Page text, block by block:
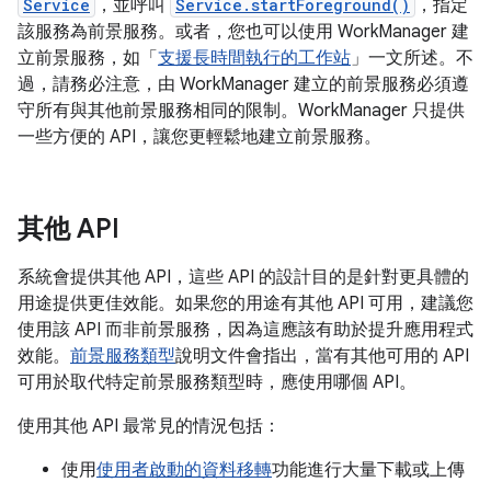
Service ，並呼叫 Service.startForeground()
，指定
該服務為前景服務。或者，您也可以使用 WorkManager 建
立前景服務，如「 支援長時間執行的工作站」一文所述。不
過，請務必注意，由 WorkManager 建立的前景服務必須遵
守所有與其他前景服務相同的限制。WorkManager 只提供
一些方便的 API，讓您更輕鬆地建立前景服務。
其他 API
系統會提供其他 API，這些 API 的設計目的是針對更具體的
用途提供更佳效能。如果您的用途有其他 API 可用，建議您
使用該 API 而非前景服務，因為這應該有助於提升應用程式
效能。 前景服務類型說明文件會指出，當有其他可用的 API
可用於取代特定前景服務類型時，應使用哪個 API。
使用其他 API 最常見的情況包括：
使用使用者啟動的資料移轉功能進行大量下載或上傳